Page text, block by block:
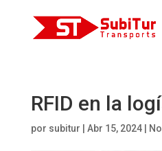
RFID en la
por subitur Abr 15, 2024|